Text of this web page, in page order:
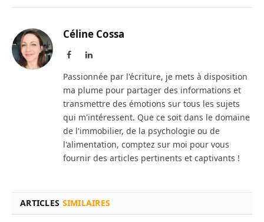
Céline Cossa
FacebookLinkedIn
Passionnée par l'écriture, je mets à disposition
ma plume pour partager des informations et
transmettre des émotions sur tous les sujets
qui m'intéressent. Que ce soit dans le domaine
de l'immobilier, de la psychologie ou de
l'alimentation, comptez sur moi pour vous
fournir des articles pertinents et captivants !
ARTICLES SIMILAIRES